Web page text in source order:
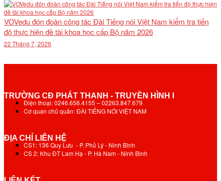
VOVedu đón đoàn công tác Đài Tiếng nói Việt Nam kiểm tra tiến
độ thực hiện đề tài khoa học cấp Bộ năm 2026
22 Tháng 7, 2026
TRƯỜNG CĐ PHÁT THANH - TRUYỀN HÌNH I
Điện thoại: 0246.656.4155 – 02263.847.679
Cơ quan chủ quản: ĐÀI TIẾNG NÓI VIỆT NAM
ĐỊA CHỈ LIÊN HỆ
CS1: 136 Quy Lưu - P. Phủ Lý - Ninh Bình
CS 2: Khu ĐT Lam Hạ - P. Hà Nam - Ninh Bình